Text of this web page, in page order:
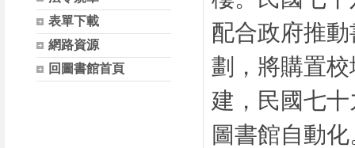
表單下載
網路資源
回圖書館首頁
配合政府推
劃，將購置
建，民國七
圖書館自動化